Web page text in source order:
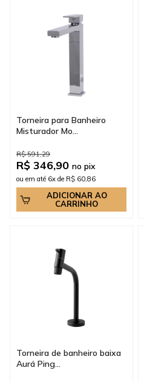
Torneira para Banheiro
Misturador Mo...
R$ 591,29
R$ 346,90 no pix
ou em até 6x de R$ 60,86
ADICIONAR AO
CARRINHO
Torneira de banheiro baixa
Aurá Ping...